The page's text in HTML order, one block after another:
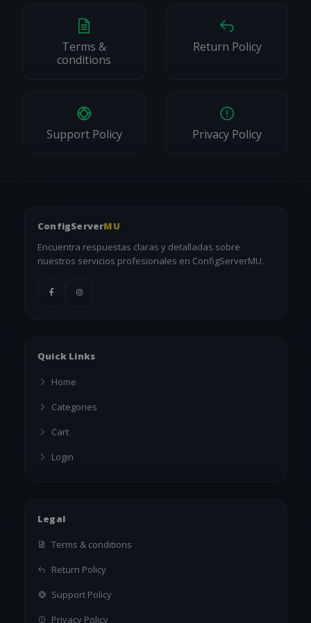
Terms &
conditions
Return Policy
Support Policy Privacy Policy
ConfigServerMU
Encuentra respuestas claras y detalladas sobre
nuestros servicios profesionales en ConfigServerMU.
Quick Links
Home
Categories
Cart
Login
Legal
Terms & conditions
Return Policy
Support Policy
Privacy Policy